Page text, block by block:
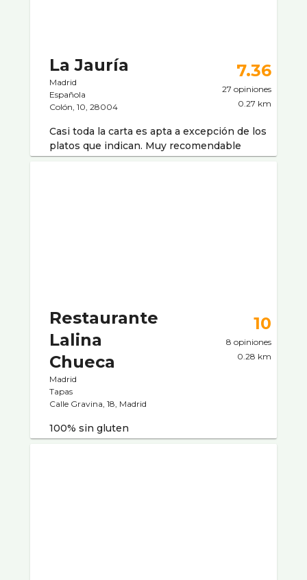
La Jaurí­a
Madrid
Española
Colón, 10, 28004
7.36
27 opiniones
0.27 km
Casi toda la carta es apta a excepción de los
platos que indican. Muy recomendable
Restaurante
Lalina
Chueca
Madrid
Tapas
Calle Gravina, 18, Madrid
10
8 opiniones
0.28 km
100% sin gluten